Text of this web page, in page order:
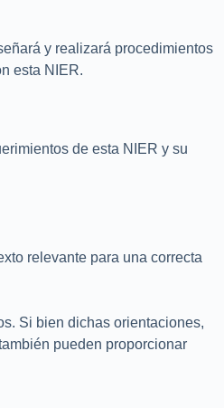
y realizará procedimientos
esta NIER.
de esta NIER y su
relevante para una correcta
Si bien dichas orientaciones,
pueden proporcionar